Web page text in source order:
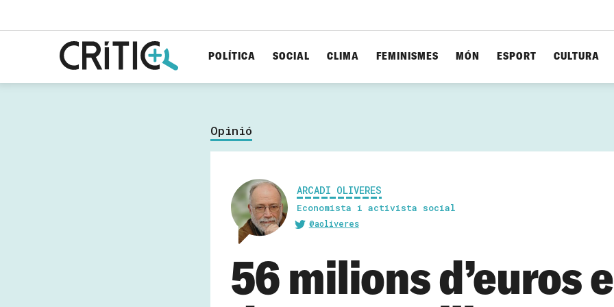
POLÍTICA SOCIAL CLIMA FEMINISMES MÓN ESPORT CULTURA
Opinió
ARCADI OLIVERES
Economista i activista social
@aoliveres
56 milions d’euros